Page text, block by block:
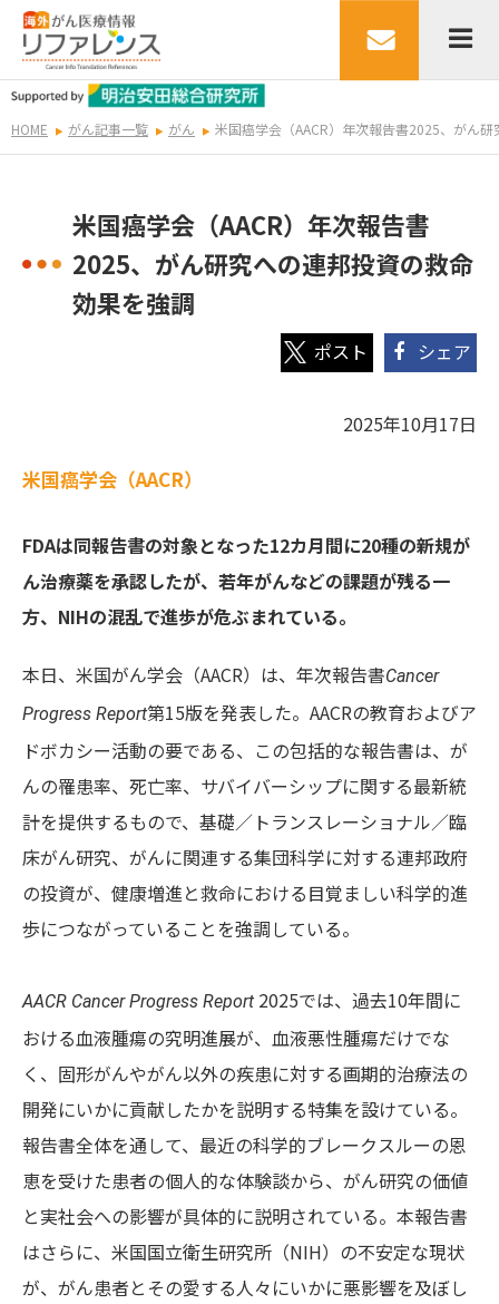
HOME がん記事一覧 がん 米国癌学会（AACR）年次報告書2025、がん
米国癌学会（AACR）年次報告書
2025、がん研究への連邦投資の救命
効果を強調
シェア
2025年10月17日
米国癌学会（AACR）
FDAは同報告書の対象となった12カ月間に20種の新規が
ん治療薬を承認したが、若年がんなどの課題が残る一
方、NIHの混乱で進歩が危ぶまれている。
本日、米国がん学会（AACR）は、年次報告書Cancer
Progress Report第15版を発表した。AACRの教育およびア
ドボカシー活動の要である、この包括的な報告書は、が
んの罹患率、死亡率、サバイバーシップに関する最新統
計を提供するもので、基礎／トランスレーショナル／臨
床がん研究、がんに関連する集団科学に対する連邦政府
の投資が、健康増進と救命における目覚ましい科学的進
歩につながっていることを強調している。
AACR Cancer Progress Report 2025では、過去10年間に
おける血液腫瘍の究明進展が、血液悪性腫瘍だけでな
く、固形がんやがん以外の疾患に対する画期的治療法の
開発にいかに貢献したかを説明する特集を設けている。
報告書全体を通して、最近の科学的ブレークスルーの恩
恵を受けた患者の個人的な体験談から、がん研究の価値
と実社会への影響が具体的に説明されている。本報告書
はさらに、米国国立衛生研究所（NIH）の不安定な現状
が、がん患者とその愛する人々にいかに悪影響を及ぼし